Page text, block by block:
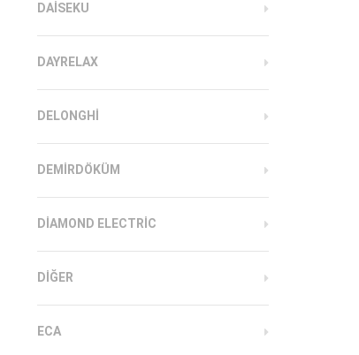
DAISEKU
DAYRELAX
DELONGHI
DEMIRDÖKÜM
DIAMOND ELECTRIC
DIĞER
ECA